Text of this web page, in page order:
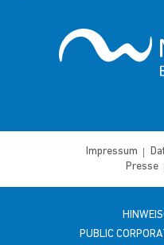
Impressum
Presse
PUBLIC